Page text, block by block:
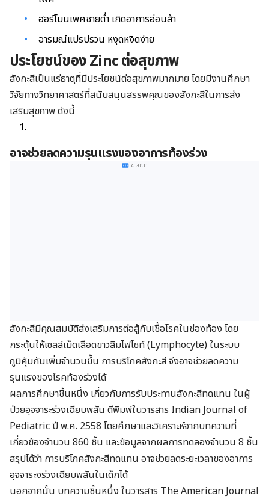
ฮอร์โมนเพศชายต่ำ เกิดอาการอ่อนล้า
อารมณ์แปรปรวน หงุดหงิดง่าย
ประโยชน์ของ Zinc ต่อสุขภาพ
สังกะสีเป็นแร่ธาตุที่มีประโยชน์ต่อสุขภาพมากมาย โดยมีงานศึกษา
วิจัยทางวิทยาศาสตร์ที่สนับสนุนสรรพคุณของสังกะสีในการส่ง
เสริมสุขภาพ ดังนี้
อาจช่วยลดความรุนแรงของอาการท้องร่วง
โฆษณา
สังกะสีมีคุณสมบัติส่งเสริมการต่อสู้กับเชื้อโรคในช่องท้อง โดย
กระตุ้นให้เซลล์เม็ดเลือดขาวลิมไฟไซท์ (Lymphocyte) ในระบบ
ภูมิคุ้มกันเพิ่มจำนวนขึ้น การบริโภคสังกะสี จึงอาจช่วยลดความ
รุนแรงของโรคท้องร่วงได้
ผลการศึกษาชิ้นหนึ่ง เกี่ยวกับการรับประทานสังกะสีทดแทน ในผู้
ป่วยอุจจาระร่วงเฉียบพลัน ตีพิมพ์ในวารสาร Indian Journal of
Pediatric ปี พ.ศ. 2558 โดยศึกษาและวิเคราะห์จากบทความที่
เกี่ยวข้องจำนวน 860 ชิ้น และข้อมูลจากผลการทดลองจำนวน 8 ชิ้น
สรุปได้ว่า การบริโภคสังกะสีทดแทน อาจช่วยลดระยะเวลาของอาการ
อุจจาระงร่วงเฉียบพลันในเด็กได้
นอกจากนั้น บทความชิ้นหนึ่ง ในวารสาร The American Journal